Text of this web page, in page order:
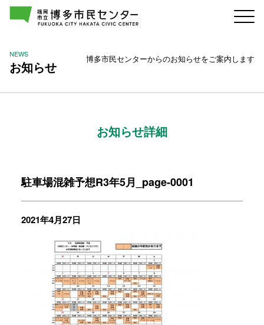
NEWS
お知らせ 博多市民センターからのお知らせをご案内します
お知らせ詳細
駐車場混雑予想R3年5月_page-0001
2021年4月27日